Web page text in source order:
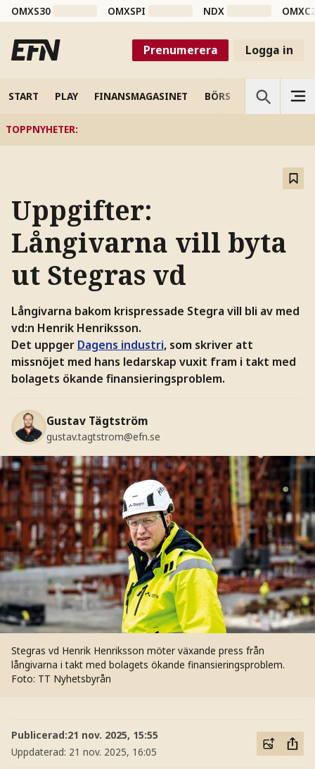
OMXS30 OMXSPI NDX
Prenumerera Logga in
START PLAY FINANSMAGASINET BÖRS VETENSKAP
TOPPNYHETER:
Uppgifter:
Långivarna vill byta
ut Stegras vd
Långivarna bakom krispressade Stegra vill bli av med
vd:n Henrik Henriksson.
Det uppger Dagens industri, som skriver att
missnöjet med hans ledarskap vuxit fram i takt med
bolagets ökande finansieringsproblem.
Gustav Tägtström
gustav.tagtstrom@efn.se
Stegras vd Henrik Henriksson möter växande press från
långivarna i takt med bolagets ökande finansieringsproblem.
Foto: TT Nyhetsbyrån
Publicerad:21 nov. 2025, 15:55
Uppdaterad: 21 nov. 2025, 16:05